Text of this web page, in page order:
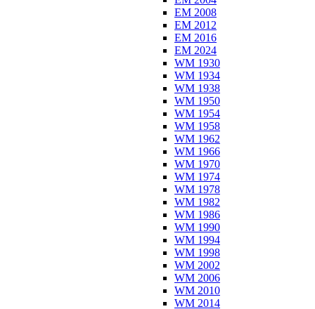
EM 2008
EM 2012
EM 2016
EM 2024
WM 1930
WM 1934
WM 1938
WM 1950
WM 1954
WM 1958
WM 1962
WM 1966
WM 1970
WM 1974
WM 1978
WM 1982
WM 1986
WM 1990
WM 1994
WM 1998
WM 2002
WM 2006
WM 2010
WM 2014